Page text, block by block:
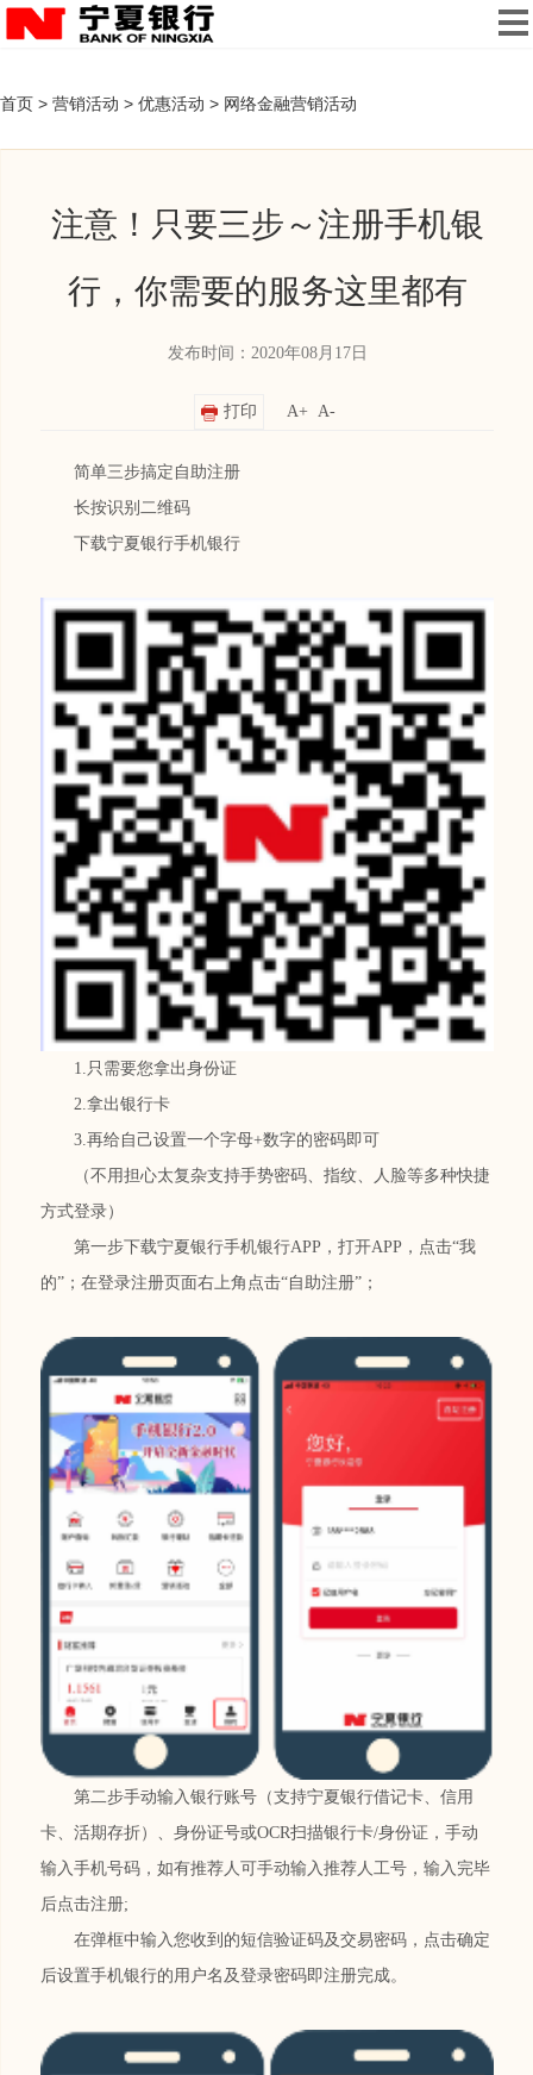
首页 > 营销活动 > 优惠活动 > 网络金融营销活动
注意！只要三步～注册手机银
行，你需要的服务这里都有
发布时间：2020年08月17日
打印 A+ A-
简单三步搞定自助注册
长按识别二维码
下载宁夏银行手机银行
1.只需要您拿出身份证
2.拿出银行卡
3.再给自己设置一个字母+数字的密码即可
（不用担心太复杂支持手势密码、指纹、人脸等多种快捷
方式登录）
第一步下载宁夏银行手机银行APP，打开APP，点击“我
的”；在登录注册页面右上角点击“自助注册”；
第二步手动输入银行账号（支持宁夏银行借记卡、信用
卡、活期存折）、身份证号或OCR扫描银行卡/身份证，手动
输入手机号码，如有推荐人可手动输入推荐人工号，输入完毕
后点击注册;
在弹框中输入您收到的短信验证码及交易密码，点击确定
后设置手机银行的用户名及登录密码即注册完成。